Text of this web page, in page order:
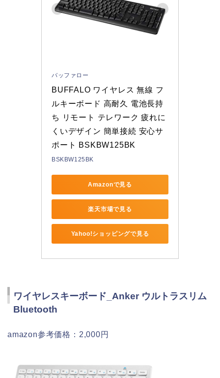
バッファロー
BUFFALO ワイヤレス 無線 フ
ルキーボード 高耐久 電池長持
ち リモート テレワーク 疲れに
くいデザイン 簡単接続 安心サ
ポート BSKBW125BK
BSKBW125BK
Amazonで見る
楽天市場で見る
Yahoo!ショッピングで見る
ワイヤレスキーボード_Anker ウルトラスリム
Bluetooth
amazon参考価格：2,000円